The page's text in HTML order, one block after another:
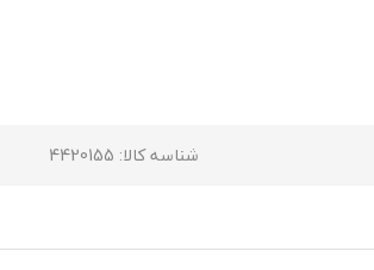
شناسه کالا: 4420155